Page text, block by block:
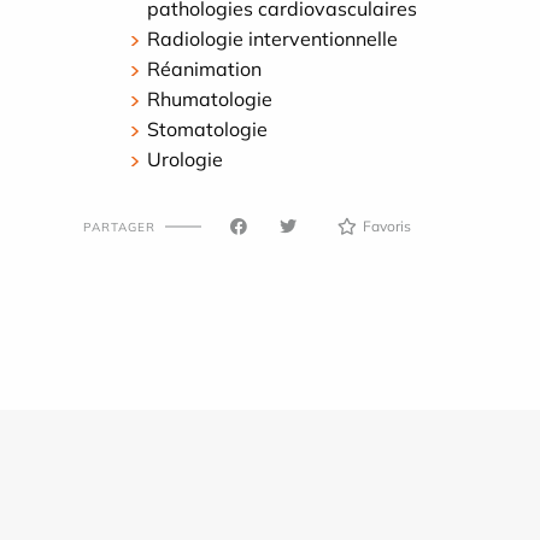
pathologies cardiovasculaires
Radiologie interventionnelle
Réanimation
Rhumatologie
Stomatologie
Urologie
PARTAGER Favoris